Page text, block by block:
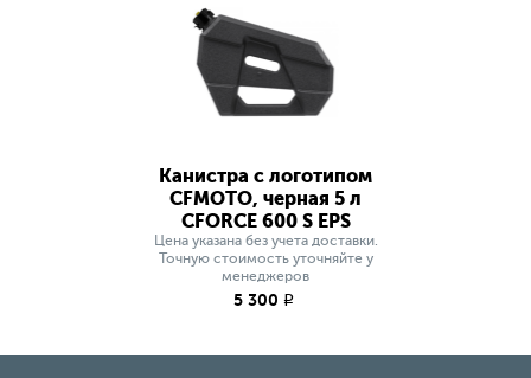
Канистра с логотипом
CFMOTO, черная 5 л
СFORCE 600 S EPS
Цена указана без учета доставки.
Точную стоимость уточняйте у
менеджеров
5 300 q